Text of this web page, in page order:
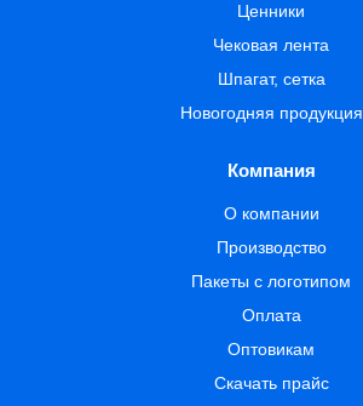
Ценники
Чековая лента
Шпагат, сетка
Новогодняя продукция
Компания
О компании
Производство
Пакеты с логотипом
Оплата
Оптовикам
Скачать прайс